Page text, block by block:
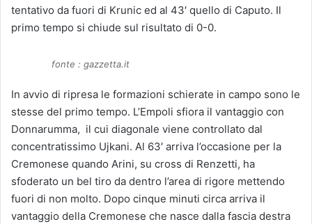
tentativo da fuori di Krunic ed al 43′ quello di Caputo. Il
primo tempo si chiude sul risultato di 0-0.
fonte : gazzetta.it
In avvio di ripresa le formazioni schierate in campo sono le
stesse del primo tempo. L’Empoli sfiora il vantaggio con
Donnarumma, il cui diagonale viene controllato dal
concentratissimo Ujkani. Al 63′ arriva l’occasione per la
Cremonese quando Arini, su cross di Renzetti, ha
sfoderato un bel tiro da dentro l’area di rigore mettendo
fuori di non molto. Dopo cinque minuti circa arriva il
vantaggio della Cremonese che nasce dalla fascia destra